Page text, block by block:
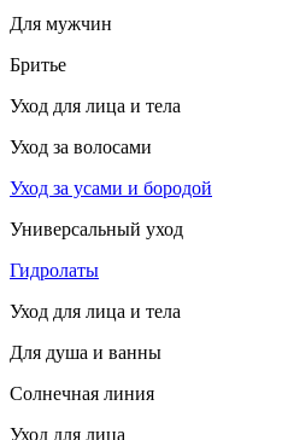
Для мужчин
Бритье
Уход для лица и тела
Уход за волосами
Уход за усами и бородой
Универсальный уход
Гидролаты
Уход для лица и тела
Для душа и ванны
Солнечная линия
Уход для лица